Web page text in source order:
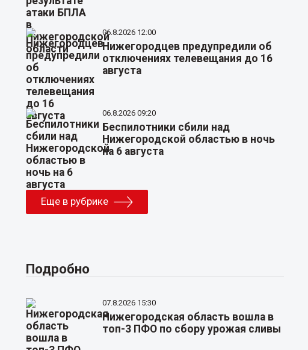
06.8.2026 12:00
Нижегородцев предупредили об
отключениях телевещания до 16
августа
06.8.2026 09:20
Беспилотники сбили над
Нижегородской областью в ночь
на 6 августа
Еще в рубрике
Подробно
07.8.2026 15:30
Нижегородская область вошла в
топ-3 ПФО по сбору урожая сливы